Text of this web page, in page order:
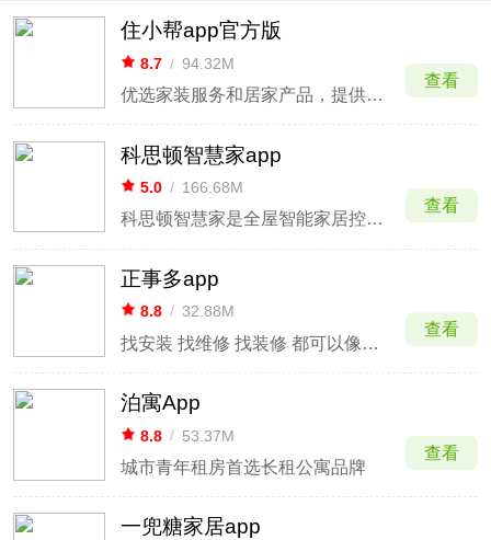
住小帮app官方版
8.7 / 94.32M
优选家装服务和居家产品，提供家装家居解决方案
查看
科思顿智慧家app
5.0 / 166.68M
科思顿智慧家是全屋智能家居控制软件
查看
正事多app
8.8 / 32.88M
找安装 找维修 找装修 都可以像打车一样简单
查看
泊寓App
8.8 / 53.37M
城市青年租房首选长租公寓品牌
查看
一兜糖家居app